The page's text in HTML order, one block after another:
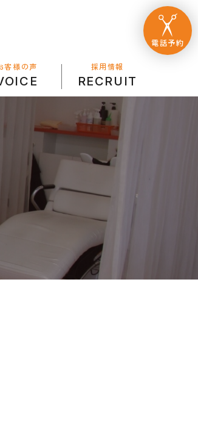
客様の声 採用情報
RECRUIT
電話予約